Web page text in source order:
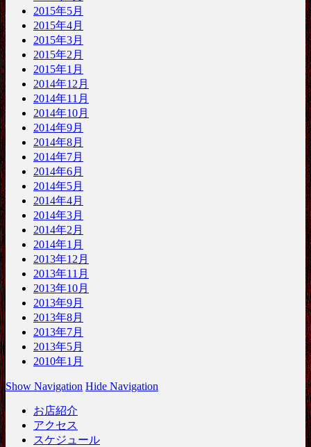
2015年5月
2015年4月
2015年3月
2015年2月
2015年1月
2014年12月
2014年11月
2014年10月
2014年9月
2014年8月
2014年7月
2014年6月
2014年5月
2014年4月
2014年3月
2014年2月
2014年1月
2013年12月
2013年11月
2013年10月
2013年9月
2013年8月
2013年7月
2013年5月
2010年1月
Show Navigation Hide Navigation
お店紹介
アクセス
スケジュール